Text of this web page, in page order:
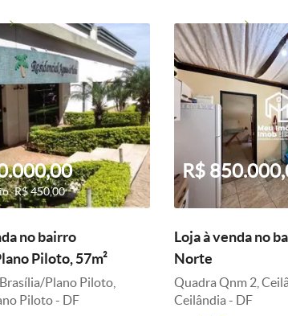
R$ 450,00
no bairro
Piloto, 57m²
Plano Piloto,
Piloto - DF
R$
Loja à venda no
Norte
Quadra Qnm 2,
Ceilândia - DF